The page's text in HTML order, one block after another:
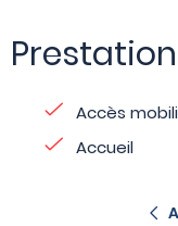
Accès
Accueil